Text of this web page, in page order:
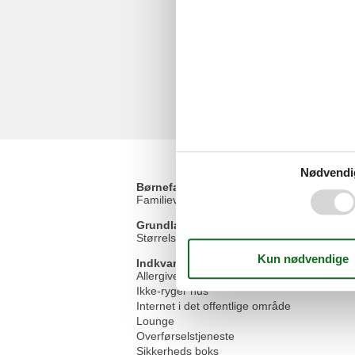
Børnefaciliteter
Familievenlig
Grundlæggende faciliteter
Størrelse
Indkvartering Faciliteter
Allergivenlig
Ikke-ryger hus
Internet i det offentlige område
Lounge
Overførselstjeneste
Sikkerheds boks